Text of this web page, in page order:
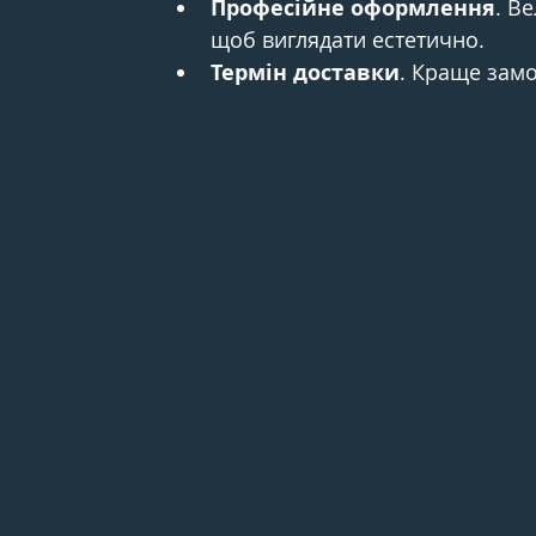
Професійне оформлення.
щоб виглядати естетично.
Термін доставки. Краще